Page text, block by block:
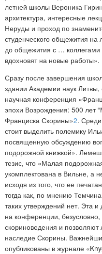
летней школы Вероника
архитектура, интересные
Неруды и проход по
студенческого общежития
до общежития с … коллегами
вдохновят на новые работы».
Сразу после завершения
здании Академии наук
научная конференция
эпохи Возрождения: 500 лет
Франциска Скорины»2.
стоит выделить полемику
посвященную обсуждению
подорожной книжкой».
тезис, что «Малая
укомплектована в Вильне, а
исходя из того, что ее
тогда как, по мнению
таких утверждений нет. Эта
на конференции, безусловно,
скориноведения и позволяют
наследие Скорины.
опубликованы в журнале